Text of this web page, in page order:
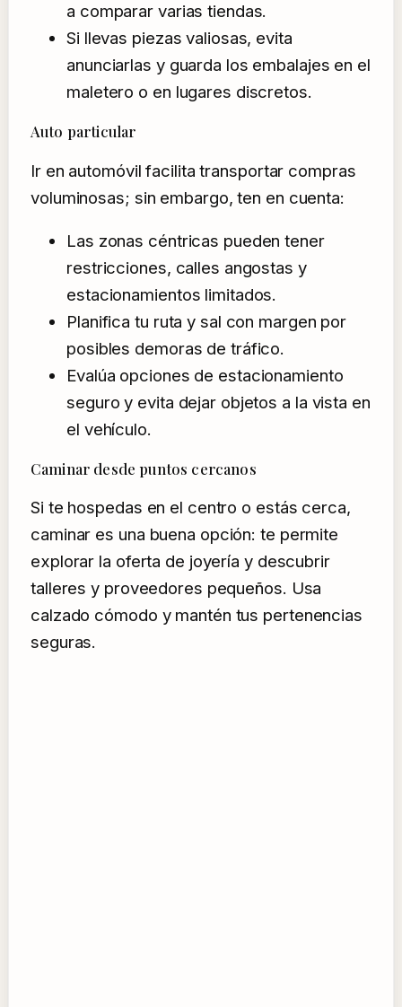
a comparar varias tiendas.
Si llevas piezas valiosas, evita
anunciarlas y guarda los embalajes en el
maletero o en lugares discretos.
Auto particular
Ir en automóvil facilita transportar compras
voluminosas; sin embargo, ten en cuenta:
Las zonas céntricas pueden tener
restricciones, calles angostas y
estacionamientos limitados.
Planifica tu ruta y sal con margen por
posibles demoras de tráfico.
Evalúa opciones de estacionamiento
seguro y evita dejar objetos a la vista en
el vehículo.
Caminar desde puntos cercanos
Si te hospedas en el centro o estás cerca,
caminar es una buena opción: te permite
explorar la oferta de joyería y descubrir
talleres y proveedores pequeños. Usa
calzado cómodo y mantén tus pertenencias
seguras.